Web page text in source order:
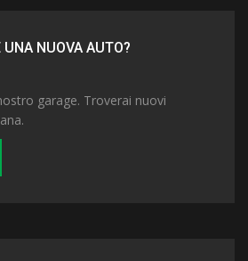
NUOVA AUTO?
garage. Troverai nuovi